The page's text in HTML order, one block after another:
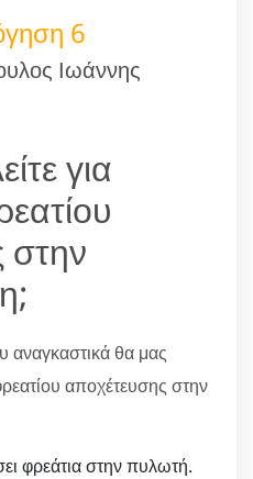
6
Ιωάννης
για
στην
αναγκαστικά θα μας
αποχέτευσης στην
φρεάτια στην πυλωτή.